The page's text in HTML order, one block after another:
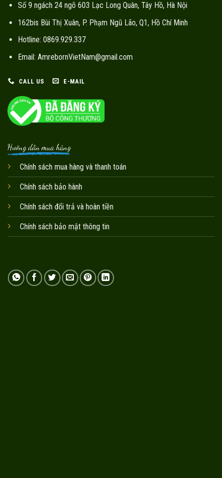
Số 9 ngách 24 ngõ 603 Lạc Long Quân, Tây Hồ, Hà Nội
162bis Bùi Thị Xuân, P. Phạm Ngũ Lão, Q1, Hồ Chí Minh
Hotline: 0869.929.337
Email: AmrebornVietNam@gmail.com
CALL US E-MAIL
Hướng dẫn mua hàng
Chính sách mua hàng và thanh toán
Chính sách bảo hành
Chính sách đổi trả và hoàn tiền
Chính sách bảo mật thông tin